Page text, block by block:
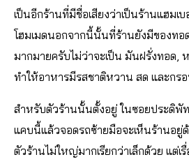
เป็นอีกร้านที่มีชื่อเสียงว่าเป็นร้านแฮมเ
โฮมเมดนอกจากนี้นั้นที่ร้านยังมีของทอ
มากมายครับไม่ว่าจะเป็น มันฝรั่งทอด,
ทำให้อาหารมีรสชาติหวาน สด และกร
สำหรับตัวร้านนั้นตั้งอยู่ ในซอยประดิพัท
แคบนี้แล้วจอดรถซ้ายมือจะเห็นร้านอยู่
ตัวร้านไม่ใหญ่มากเรียกว่าเล็กด้วย แต่